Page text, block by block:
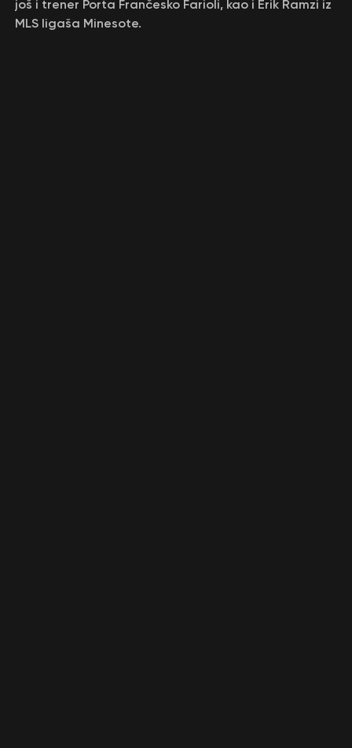
još i trener Porta Frančesko Farioli, kao i Erik Ramzi iz
MLS ligaša Minesote.